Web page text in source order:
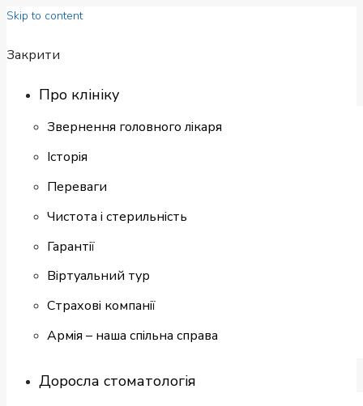
Skip to content
Закрити
Про клініку
Звернення головного лікаря
Історія
Переваги
Чистота і стерильність
Гарантії
Віртуальний тур
Страхові компанії
Армія – наша спільна справа
Доросла стоматологія